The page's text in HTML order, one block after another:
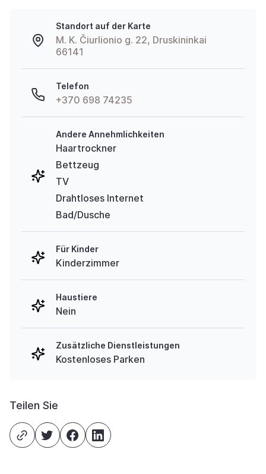
Standort auf der Karte
M. K. Čiurlionio g. 22, Druskininkai
66141
Telefon
+370 698 74235
Andere Annehmlichkeiten
Haartrockner
Bettzeug
TV
Drahtloses Internet
Bad/Dusche
Für Kinder
Kinderzimmer
Haustiere
Nein
Zusätzliche Dienstleistungen
Kostenloses Parken
Teilen Sie